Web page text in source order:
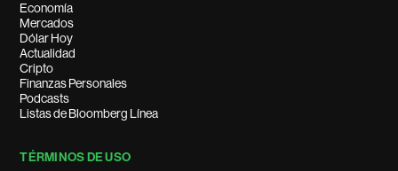
Economía
Mercados
Dólar Hoy
Actualidad
Cripto
Finanzas Personales
Podcasts
Listas de Bloomberg Línea
TÉRMINOS DE USO